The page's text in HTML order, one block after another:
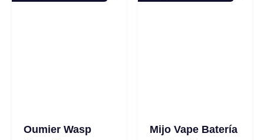
Oumier Wasp
Mijo Vape Batería